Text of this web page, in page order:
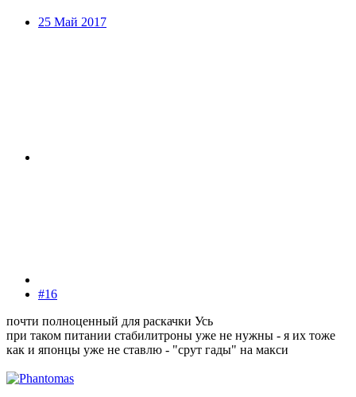
25 Май 2017
#16
почти полноценный для раскачки Усь
при таком питании стабилитроны уже не нужны - я их тоже
как и японцы уже не ставлю - "срут гады" на макси